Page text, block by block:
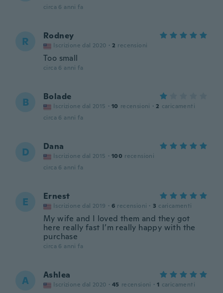
circa 6 anni fa
R Rodney
Iscrizione dal 2020 · 2 recensioni
Too small
circa 6 anni fa
B Bolade
Iscrizione dal 2015 · 10 recensioni · 2 caricamenti
circa 6 anni fa
D Dana
Iscrizione dal 2015 · 100 recensioni
circa 6 anni fa
E Ernest
Iscrizione dal 2019 · 6 recensioni · 3 caricamenti
My wife and I loved them and they got
here really fast I’m really happy with the
purchase
circa 6 anni fa
A Ashlea
Iscrizione dal 2020 · 45 recensioni · 1 caricamenti